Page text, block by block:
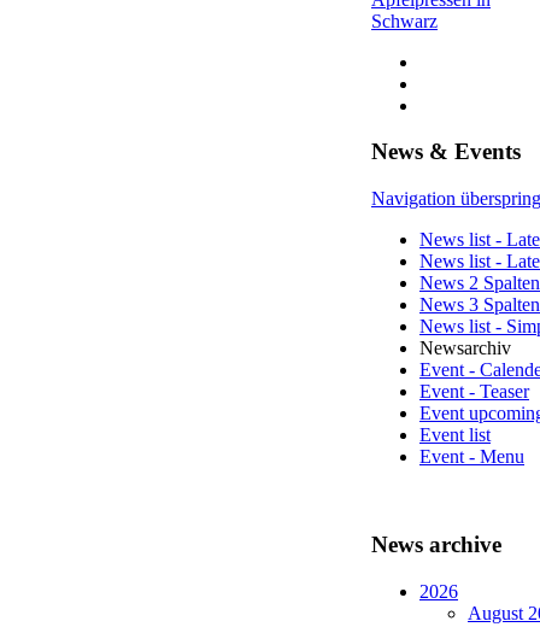
Schwarz
News & Events
Navigation
News list -
News list -
News 2
News 3
News list -
Newsarchiv
Event -
Event - Teaser
Event
Event list
Event - Menu
News archive
2026
August